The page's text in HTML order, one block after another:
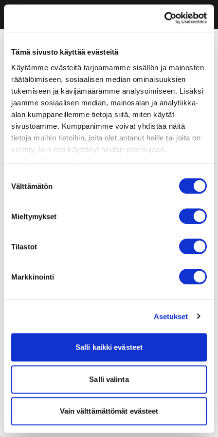
Tämä sivusto käyttää evästeitä
Käytämme evästeitä tarjoamamme sisällön ja mainosten
räätälöimiseen, sosiaalisen median ominaisuuksien
tukemiseen ja kävijämäärämme analysoimiseen. Lisäksi
jaamme sosiaalisen median, mainosalan ja analytiikka-
alan kumppaneillemme tietoja siitä, miten käytät
sivustoamme. Kumppanimme voivat yhdistää näitä
tietoja muihin tietoihin, joita olet antanut heille tai joita on
kerätty, kun olet käyttänyt heidän palvelujaan.
valinta
Välttämätön
Mieltymykset
Tilastot
Markkinointi
Asetukset
Salli kaikki evästeet
Salli valinta
Vain välttämättömät evästeet